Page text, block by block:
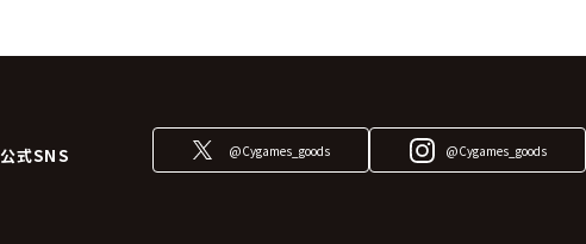
公式SNS @Cygames_goods @Cygames_goods